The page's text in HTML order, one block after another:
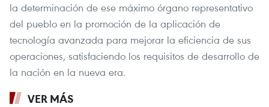
la determinación de ese máximo órgano representativo
del pueblo en la promoción de la aplicación de
tecnología avanzada para mejorar la eficiencia de sus
operaciones, satisfaciendo los requisitos de desarrollo de
la nación en la nueva era.
VER MÁS